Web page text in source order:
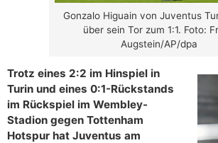
Gonzalo Higuain von Juventus
über sein Tor zum 1:1. Foto:
Augstein/AP/dpa
Trotz eines 2:2 im Hinspiel in
Turin und eines 0:1-Rückstands
im Rückspiel im Wembley-
Stadion gegen Tottenham
Hotspur hat Juventus am